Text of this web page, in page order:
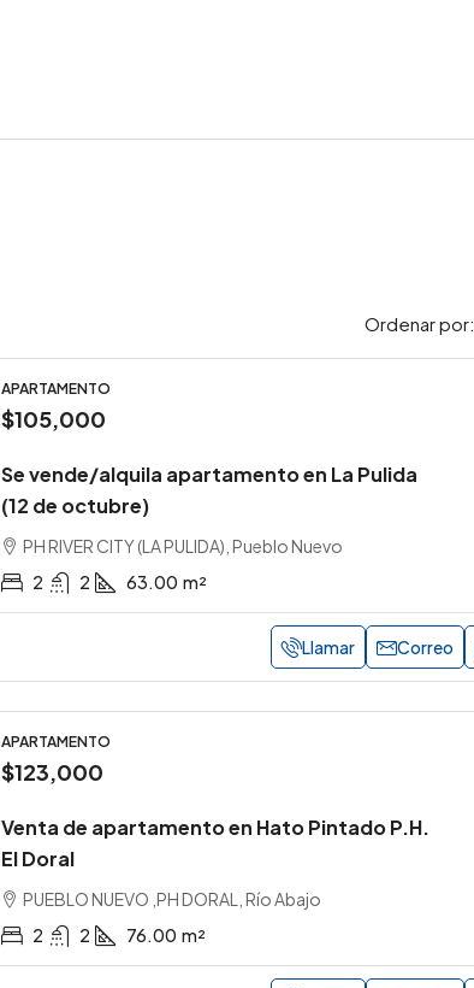
Ordenar por:
APARTAMENTO
$105,000
Se vende/alquila apartamento en La Pulida
(12 de octubre)
PH RIVER CITY (LA PULIDA), Pueblo Nuevo
2
2 63.00 m²
Llamar Correo
APARTAMENTO
$123,000
Venta de apartamento en Hato Pintado P.H.
El Doral
PUEBLO NUEVO ,PH DORAL, Río Abajo
2
2 76.00 m²